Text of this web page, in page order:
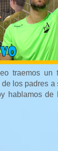
traemos un
los padres
hablamos de